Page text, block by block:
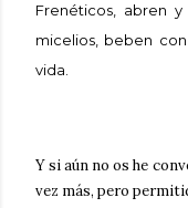
Frenéticos, abren y
micelios, beben
vida.
Y si aún no os he
vez más, pero